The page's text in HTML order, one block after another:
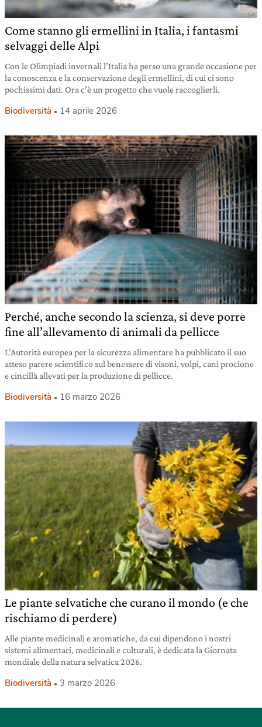
Come stanno gli ermellini in Italia, i fantasmi
selvaggi delle Alpi
Con le Olimpiadi invernali l’Italia ha perso una grande occasione per
la conoscenza e la conservazione degli ermellini, di cui ci sono
pochissimi dati. Ora c’è un progetto che vuole raccoglierli.
Biodiversità 14 aprile 2026
Perché, anche secondo la scienza, si deve porre
fine all’allevamento di animali da pellicce
L’Autorità europea per la sicurezza alimentare ha pubblicato il suo
atteso parere scientifico sul benessere di visoni, volpi, cani procione
e cincillà allevati per la produzione di pellicce.
Biodiversità 16 marzo 2026
Le piante selvatiche che curano il mondo (e che
rischiamo di perdere)
Alle piante medicinali e aromatiche, da cui dipendono i nostri
sistemi alimentari, medicinali e culturali, è dedicata la Giornata
mondiale della natura selvatica 2026.
Biodiversità 3 marzo 2026